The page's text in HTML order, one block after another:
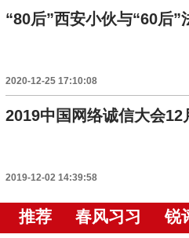
“80后”西安小伙与“60后”
2020-12-25 17:10:08
2019中国网络诚信大会12
2019-12-02 14:39:58
推荐 春风习习 锐